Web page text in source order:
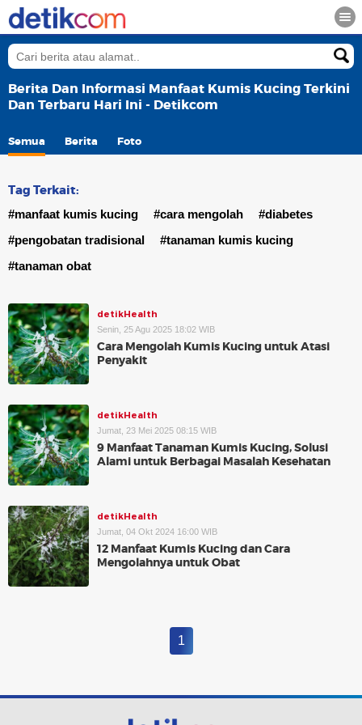
Berita Dan Informasi Manfaat Kumis Kucing Terkini
Dan Terbaru Hari Ini - Detikcom
Semua Berita Foto
Tag Terkait:
#manfaat kumis kucing #cara mengolah
#diabetes
#pengobatan tradisional
#tanaman kumis kucing
#tanaman obat
detikHealth
Senin, 25 Agu 2025 18:02 WIB
Cara Mengolah Kumis Kucing untuk Atasi
Penyakit
detikHealth
Jumat, 23 Mei 2025 08:15 WIB
9 Manfaat Tanaman Kumis Kucing, Solusi
Alami untuk Berbagai Masalah Kesehatan
detikHealth
Jumat, 04 Okt 2024 16:00 WIB
12 Manfaat Kumis Kucing dan Cara
Mengolahnya untuk Obat
1